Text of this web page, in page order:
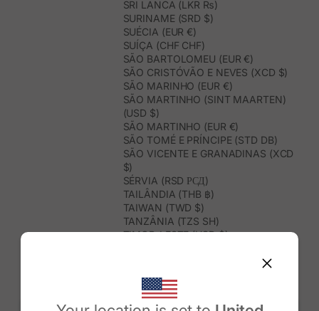
SRI LANCA (LKR ₨)
SURINAME (SRD $)
SUÉCIA (EUR €)
SUÍÇA (CHF CHF)
SÃO BARTOLOMEU (EUR €)
SÃO CRISTÓVÃO E NEVES (XCD $)
SÃO MARINHO (EUR €)
SÃO MARTINHO (SINT MAARTEN)
(USD $)
SÃO MARTINHO (EUR €)
SÃO TOMÉ E PRÍNCIPE (STD DB)
SÃO VICENTE E GRANADINAS (XCD
$)
SÉRVIA (RSD РСД)
TAILÂNDIA (THB ฿)
TAIWAN (TWD $)
TANZÂNIA (TZS SH)
TIMOR-LESTE (USD $)
TRINDADE E TOBAGO (TTD $)
TUNÍSIA (USD $)
TURQUEMENISTÃO (USD $)